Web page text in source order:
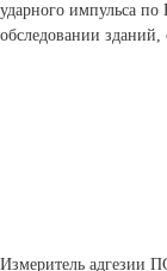
ударного импульса по
обследовании
Измеритель адгезии